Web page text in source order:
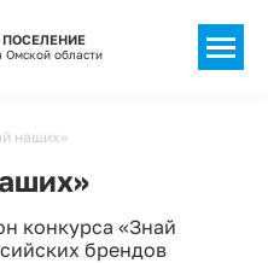
Омской области
наших»
конкурса «Знай
брендов